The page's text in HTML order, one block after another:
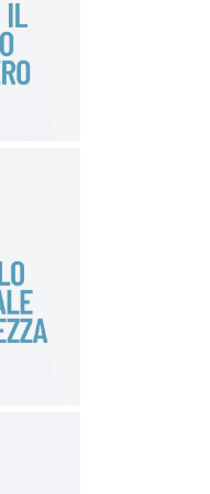
satura i ricettori
loro
e quindi riprodursi
abbattimento
e poi in modo
forma di stringa di
si installa
sugli
nei punti più
significa, quindi,
e dai massimi
benefici sia a
economica